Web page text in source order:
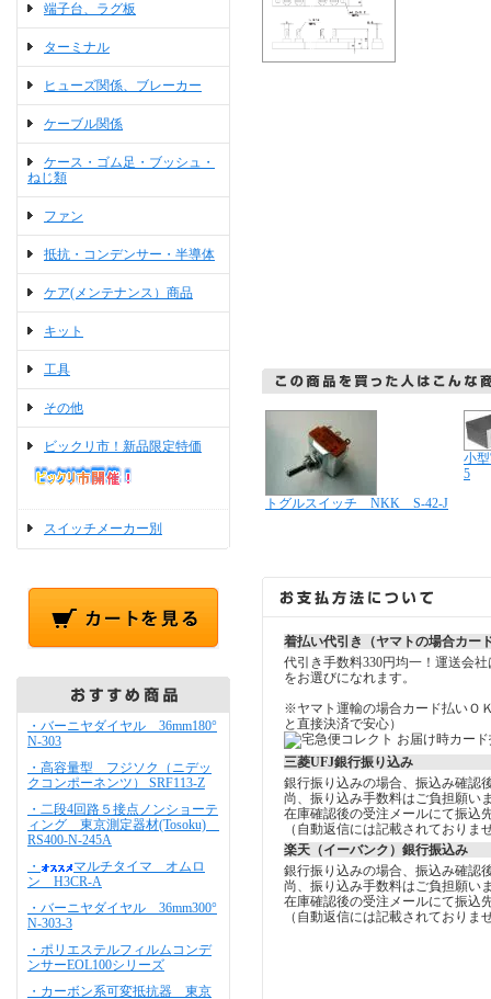
端子台、ラグ板
ターミナル
ヒューズ関係、ブレーカー
ケーブル関係
ケース・ゴム足・ブッシュ・
ねじ類
ファン
抵抗・コンデンサー・半導体
ケア(メンテナンス）商品
キット
工具
その他
ビックリ市！新品限定特価
スイッチメーカー別
・バーニヤダイヤル 36mm180°
N-303
・高容量型 フジソク（ニデッ
クコンポーネンツ） SRF113-Z
・二段4回路５接点ノンショーテ
ィング 東京測定器材(Tosoku)
RS400-N-245A
・
マルチタイマ オムロ
ン H3CR-A
・バーニヤダイヤル 36mm300°
N-303-3
・ポリエステルフィルムコンデ
ンサーEOL100シリーズ
・カーボン系可変抵抗器 東京
トグルスイッチ NKK S-42-J
小
5
着払い代引き（ヤマトの場合カー
代引き手数料330円均一！運送会
をお選びになれます。
※ヤマト運輸の場合カード払いＯ
と直接決済で安心）
三菱UFJ銀行振り込み
銀行振り込みの場合、振込み確認
尚、振り込み手数料はご負担願い
在庫確認後の受注メールにて振込
（自動返信には記載されておりま
楽天（イーバンク）銀行振込み
銀行振り込みの場合、振込み確認
尚、振り込み手数料はご負担願い
在庫確認後の受注メールにて振込
（自動返信には記載されておりま